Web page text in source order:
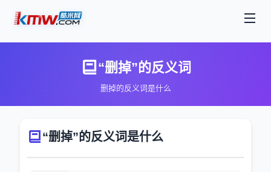
“删掉”的反义词
删掉的反义词是什么
“删掉”的反义词是什么